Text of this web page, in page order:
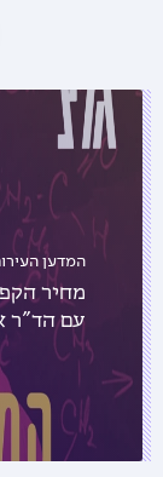
המדען
מחיר
עם הד"ר